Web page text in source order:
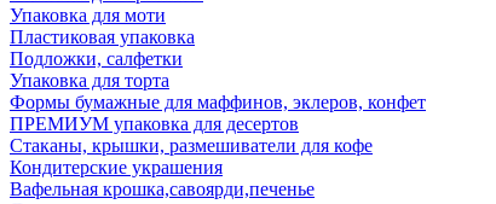
Упаковка для моти
Пластиковая упаковка
Подложки, салфетки
Упаковка для торта
Формы бумажные для маффинов, эклеров, конфет
ПРЕМИУМ упаковка для десертов
Стаканы, крышки, размешиватели для кофе
Кондитерские украшения
Вафельная крошка,савоярди,печенье